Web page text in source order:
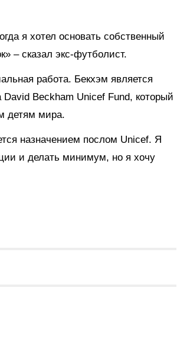
я хотел основать собственный
– сказал экс-футболист.
работа. Бекхэм является
Beckham Unicef Fund, который
детям мира.
назначением послом Unicef. Я
и делать минимум, но я хочу